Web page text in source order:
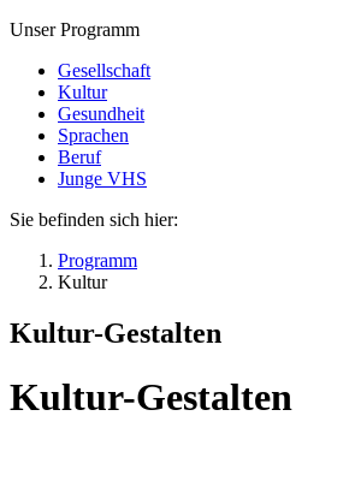
Unser Programm
Gesellschaft
Kultur
Gesundheit
Sprachen
Beruf
Junge VHS
Sie befinden sich hier:
Programm
Kultur
Kultur-Gestalten
Kultur-Gestalten